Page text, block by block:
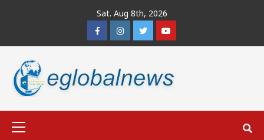
Sat. Aug 8th, 2026
FacebookInstagramTwitterYoutube